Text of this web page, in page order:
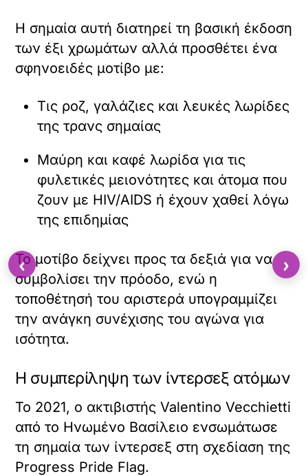
Η σημαία αυτή διατηρεί τη βασική έκδοση
των έξι χρωμάτων αλλά προσθέτει ένα
σφηνοειδές μοτίβο με:
Τις ροζ, γαλάζιες και λευκές λωρίδες
της τρανς σημαίας
Μαύρη και καφέ λωρίδα για τις
φυλετικές μειονότητες και άτομα που
ζουν με HIV/AIDS ή έχουν χαθεί λόγω
της επιδημίας
Το μοτίβο δείχνει προς τα δεξιά για να
συμβολίσει την πρόοδο, ενώ η
τοποθέτησή του αριστερά υπογραμμίζει
την ανάγκη συνέχισης του αγώνα για
ισότητα.
Η συμπερίληψη των ίντερσεξ ατόμων
Το 2021, ο ακτιβιστής Valentino Vecchietti
από το Ηνωμένο Βασίλειο ενσωμάτωσε
τη σημαία των ίντερσεξ στη σχεδίαση της
Progress Pride Flag.
‹ ›